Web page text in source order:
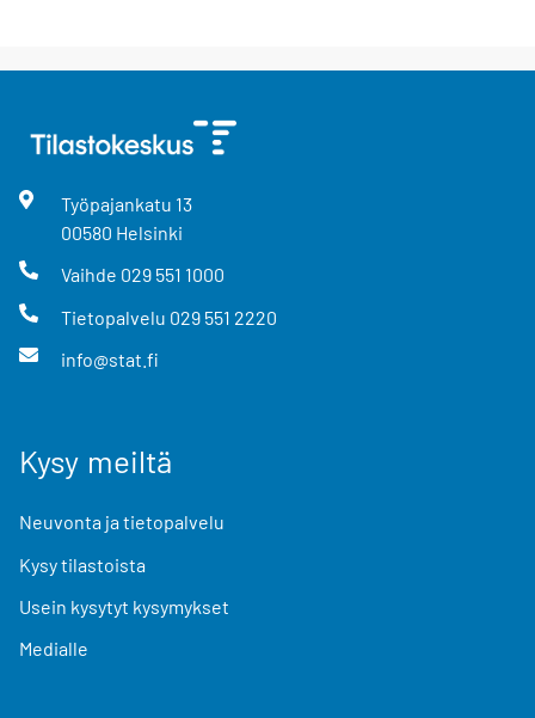
Työpajankatu 13
00580 Helsinki
Vaihde 029 551 1000
Tietopalvelu 029 551 2220
info@stat.fi
Kysy meiltä
Neuvonta ja tietopalvelu
Kysy tilastoista
Usein kysytyt kysymykset
Medialle